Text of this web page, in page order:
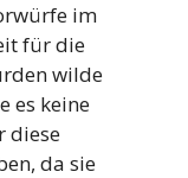
im
für die
wilde
es keine
diese
da sie